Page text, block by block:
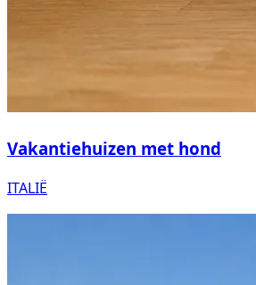
Vakantiehuizen met hond
ITALIË